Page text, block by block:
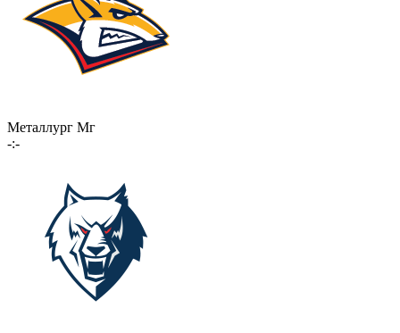
Металлург Мг
-:-